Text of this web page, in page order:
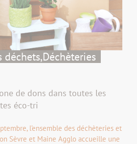
déchets,Déchèteries
de dons dans toutes les
éco-tri
l’ensemble des déchèteries et
Sèvre et Maine Agglo accueille une